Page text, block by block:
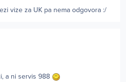
vize za UK pa nema odgovora :/
a ni servis 988